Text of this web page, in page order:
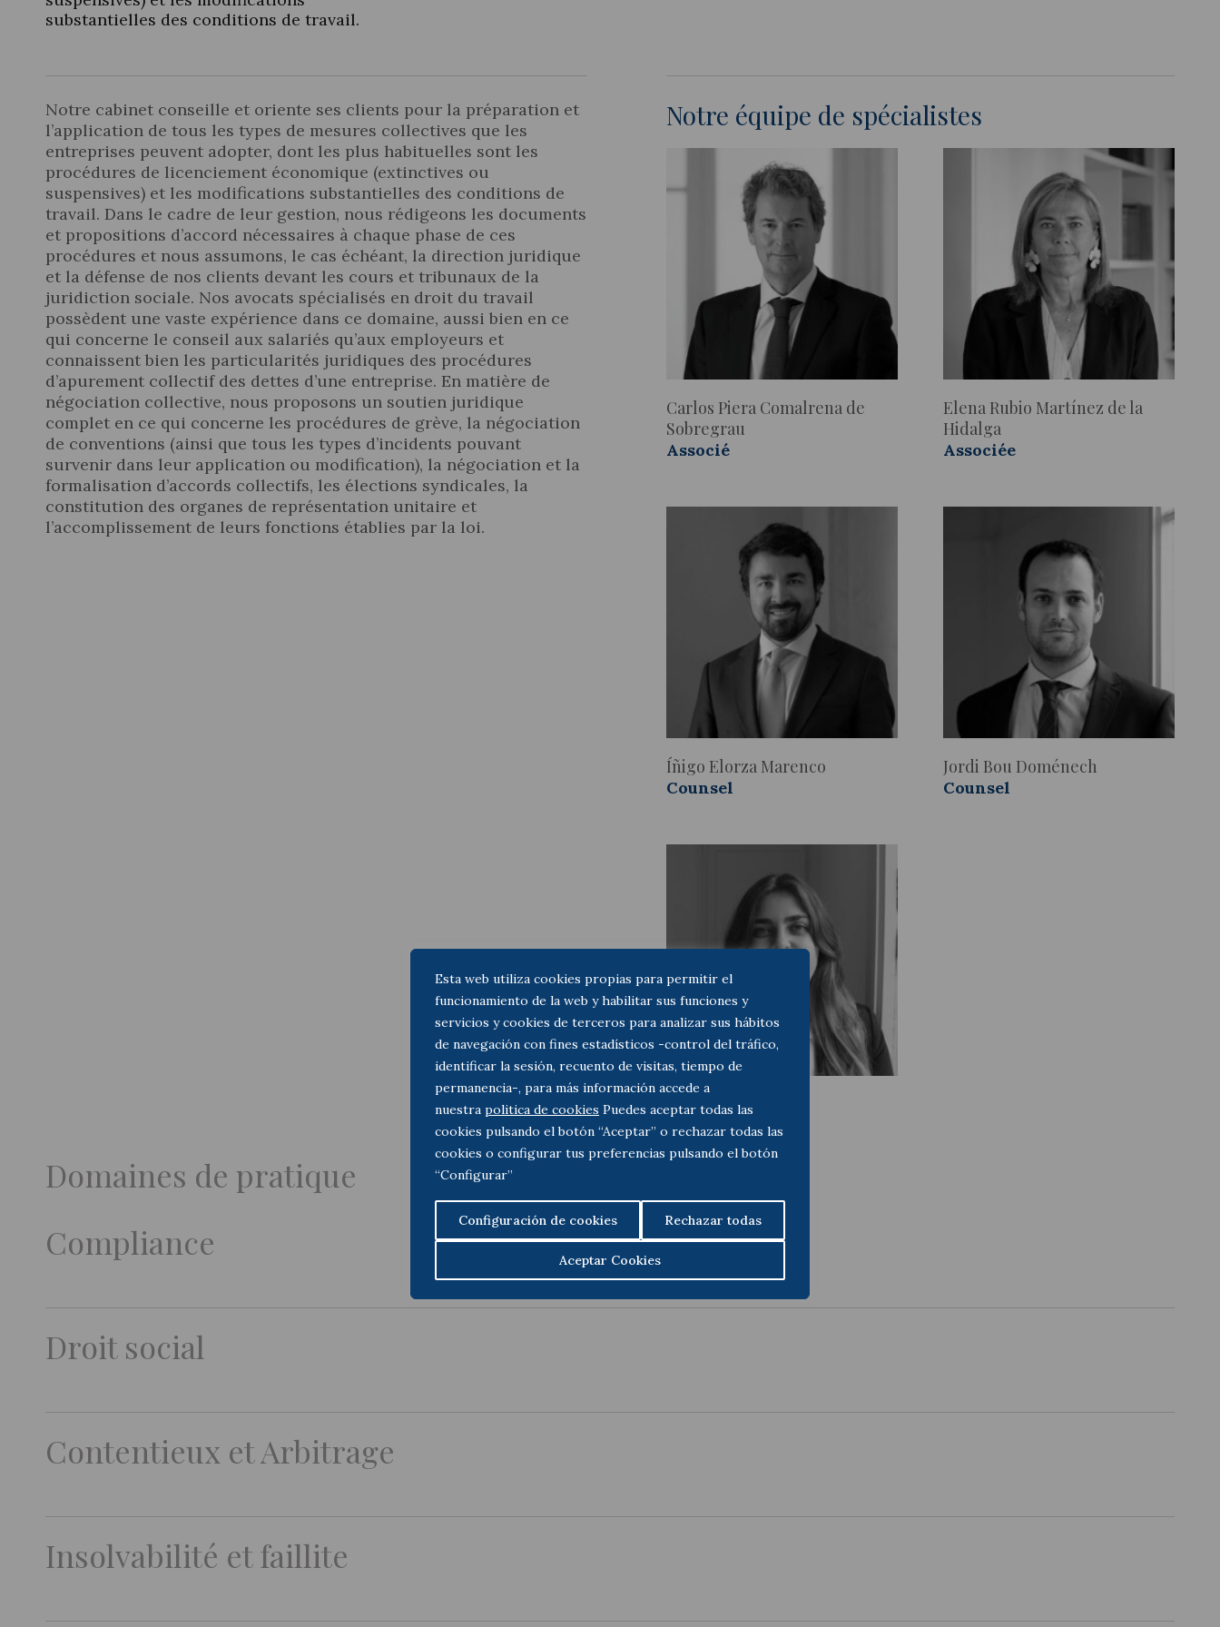
Esta web utiliza cookies propias para permitir el
funcionamiento de la web y habilitar sus funciones y
servicios y cookies de terceros para analizar sus hábitos
de navegación con fines estadísticos -control del tráfico,
identificar la sesión, recuento de visitas, tiempo de
permanencia-, para más información accede a
nuestra politica de cookies Puedes aceptar todas las
cookies pulsando el botón “Aceptar” o rechazar todas las
cookies o configurar tus preferencias pulsando el botón
“Configurar”
Configuración de cookies Rechazar todas
Aceptar Cookies
Actualité juridique
Nouvelles et articles
substantielles des conditions de travail.
Notre cabinet conseille et oriente ses clients pour la préparation et
l’application de tous les types de mesures collectives que les
entreprises peuvent adopter, dont les plus habituelles sont les
procédures de licenciement économique (extinctives ou
suspensives) et les modifications substantielles des conditions de
travail. Dans le cadre de leur gestion, nous rédigeons les documents
et propositions d’accord nécessaires à chaque phase de ces
procédures et nous assumons, le cas échéant, la direction juridique
et la défense de nos clients devant les cours et tribunaux de la
juridiction sociale. Nos avocats spécialisés en droit du travail
possèdent une vaste expérience dans ce domaine, aussi bien en ce
qui concerne le conseil aux salariés qu’aux employeurs et
connaissent bien les particularités juridiques des procédures
d’apurement collectif des dettes d’une entreprise. En matière de
négociation collective, nous proposons un soutien juridique
complet en ce qui concerne les procédures de grève, la négociation
de conventions (ainsi que tous les types d’incidents pouvant
survenir dans leur application ou modification), la négociation et la
formalisation d’accords collectifs, les élections syndicales, la
constitution des organes de représentation unitaire et
l’accomplissement de leurs fonctions établies par la loi.
Notre équipe de spécialistes
Carlos Piera Comalrena de
Sobregrau
Associé
Elena Rubio Martínez de la
Hidalga
Associée
Íñigo Elorza Marenco
Counsel
Jordi Bou Doménech
Counsel
Marta Martí Miret
Avocat
Domaines de pratique
Compliance
Droit social
Contentieux et Arbitrage
Insolvabilité et faillite